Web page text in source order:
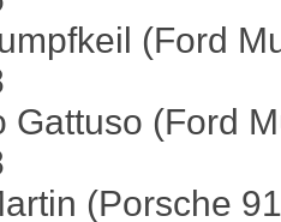
(Ford
Gattuso (Ford
(Porsche